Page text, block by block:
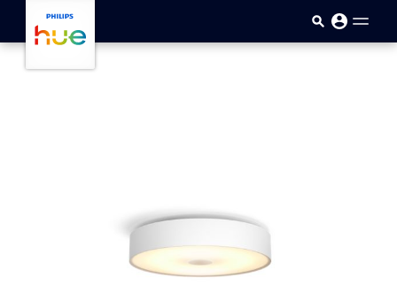
Přejít k hlavnímu obsahu